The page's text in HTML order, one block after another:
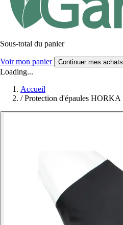
Sous-total du panier
Voir mon panier Continuer mes achats
Loading...
Accueil
/ Protection d'épaules HORKA